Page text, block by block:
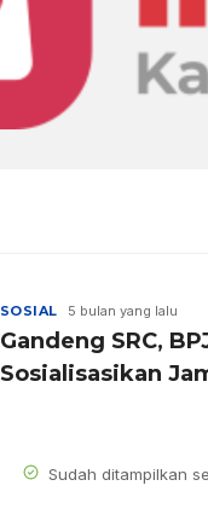
SOSIAL 5 bulan yang lalu
Gandeng SRC,
Sosialisasikan
Sudah ditampilkan